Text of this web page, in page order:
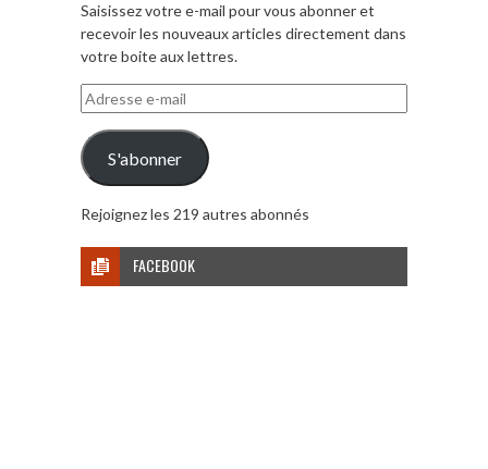
Saisissez votre e-mail pour vous abonner et
recevoir les nouveaux articles directement dans
votre boite aux lettres.
Adresse
e-
mail
S'abonner
Rejoignez les 219 autres abonnés
FACEBOOK